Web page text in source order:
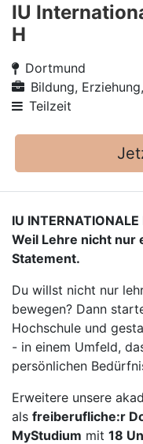
IU
H
Dortmund
Bildung,
Teilzeit
IU
Weil Lehre nicht nur
Statement.
Du willst nicht nur
bewegen? Dann
Hochschule und
- in einem Umfeld,
persönlichen
Erweitere unsere
als freiberufliche:r
MyStudium mit 18